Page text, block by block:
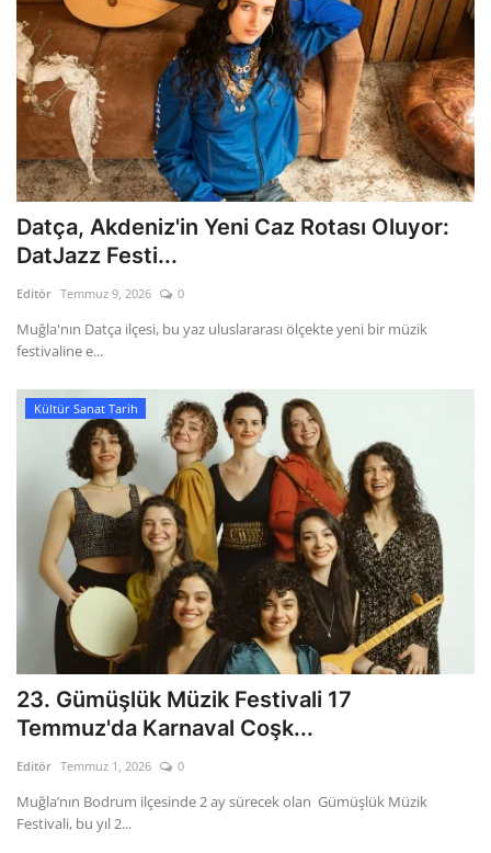
Datça, Akdeniz'in Yeni Caz Rotası Oluyor:
DatJazz Festi...
Editör Temmuz 9, 2026 0
Muğla'nın Datça ilçesi, bu yaz uluslararası ölçekte yeni bir müzik
festivaline e...
Kültür Sanat Tarih
23. Gümüşlük Müzik Festivali 17
Temmuz'da Karnaval Coşk...
Editör Temmuz 1, 2026 0
Muğla’nın Bodrum ilçesinde 2 ay sürecek olan Gümüşlük Müzik
Festivali, bu yıl 2...